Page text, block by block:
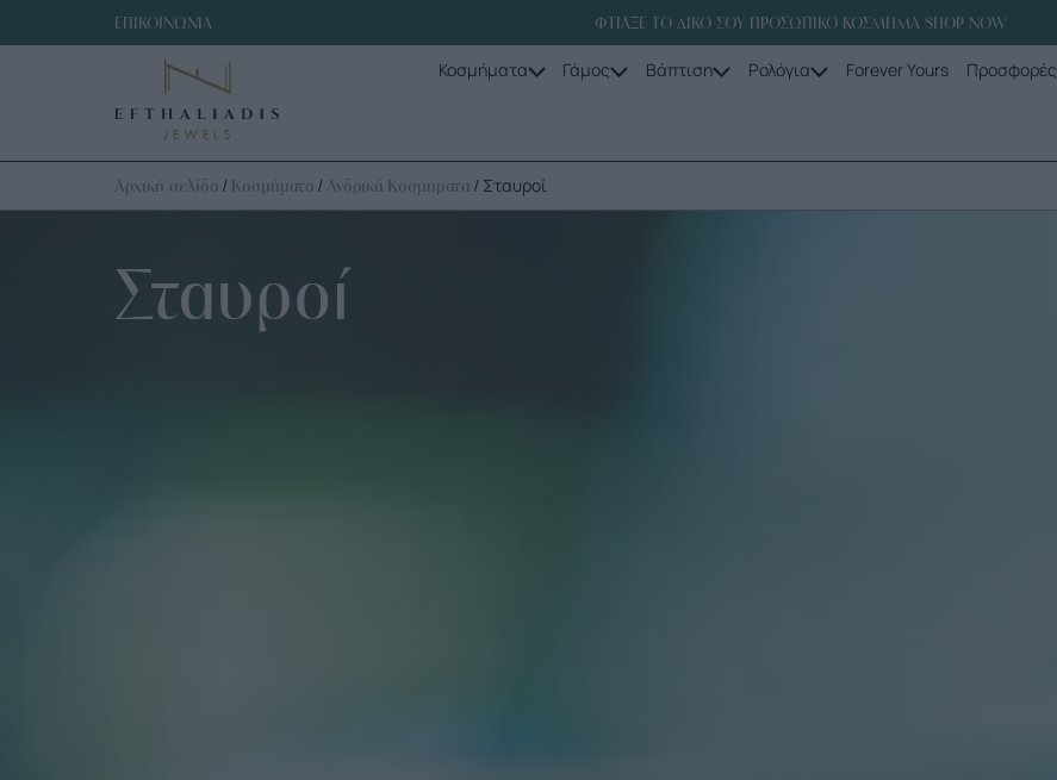
ΕΠΙΚΟΙΝΩΝΙΑ ΦΤΙΑΞΕ ΤΟ ΔΙΚΟ ΣΟΥ ΠΡΟΣΩΠΙΚΟ ΚΟΣΜΗΜΑ SHOP NOW
Κοσμήματα Γάμος Βάπτιση Ρολόγια Forever Yours Προσφορές
Αρχική σελίδα / Κοσμήματα / Ανδρικά Κοσμήματα / Σταυροί
Σταυροί